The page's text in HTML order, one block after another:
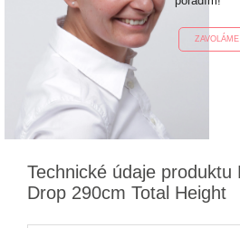
ZAVOLÁME
Technické údaje produktu
Drop 290cm Total Height